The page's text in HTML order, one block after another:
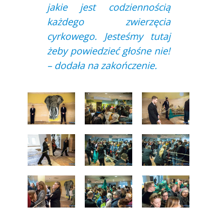
jakie jest codziennością
każdego zwierzęcia
cyrkowego. Jesteśmy tutaj
żeby powiedzieć głośne nie!
– dodała na zakończenie.